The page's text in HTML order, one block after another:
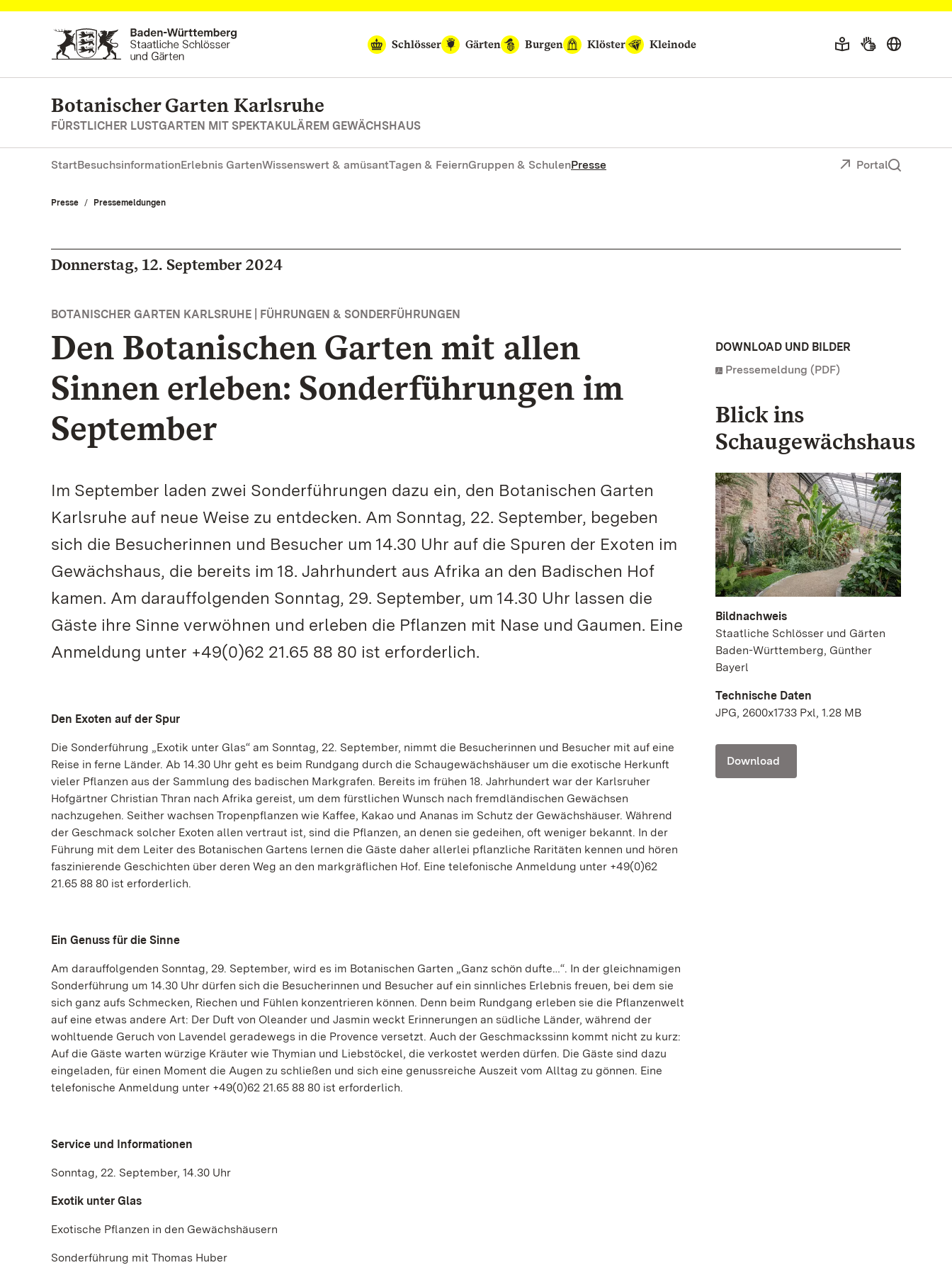
Zum Hauptinhalt springen
Schlösser
Gärten Burgen Klöster Kleinode
Botanischer Garten Karlsruhe
FÜRSTLICHER LUSTGARTEN MIT SPEKTAKULÄREM GEWÄCHSHAUS
StartBesuchsinformationErlebnis GartenWissenswert & amüsantTagen & FeiernGruppen & SchulenPresse Portal
Presse Pressemeldungen
Donnerstag, 12. September 2024
BOTANISCHER GARTEN KARLSRUHE | FÜHRUNGEN & SONDERFÜHRUNGEN
Den Botanischen Garten mit allen
Sinnen erleben: Sonderführungen im
September
Im September laden zwei Sonderführungen dazu ein, den Botanischen Garten
Karlsruhe auf neue Weise zu entdecken. Am Sonntag, 22. September, begeben
sich die Besucherinnen und Besucher um 14.30 Uhr auf die Spuren der Exoten im
Gewächshaus, die bereits im 18. Jahrhundert aus Afrika an den Badischen Hof
kamen. Am darauffolgenden Sonntag, 29. September, um 14.30 Uhr lassen die
Gäste ihre Sinne verwöhnen und erleben die Pflanzen mit Nase und Gaumen. Eine
Anmeldung unter +49(0)62 21.65 88 80 ist erforderlich.
Den Exoten auf der Spur
Die Sonderführung „Exotik unter Glas“ am Sonntag, 22. September, nimmt die Besucherinnen und Besucher mit auf eine
Reise in ferne Länder. Ab 14.30 Uhr geht es beim Rundgang durch die Schaugewächshäuser um die exotische Herkunft
vieler Pflanzen aus der Sammlung des badischen Markgrafen. Bereits im frühen 18. Jahrhundert war der Karlsruher
Hofgärtner Christian Thran nach Afrika gereist, um dem fürstlichen Wunsch nach fremdländischen Gewächsen
nachzugehen. Seither wachsen Tropenpflanzen wie Kaffee, Kakao und Ananas im Schutz der Gewächshäuser. Während
der Geschmack solcher Exoten allen vertraut ist, sind die Pflanzen, an denen sie gedeihen, oft weniger bekannt. In der
Führung mit dem Leiter des Botanischen Gartens lernen die Gäste daher allerlei pflanzliche Raritäten kennen und hören
faszinierende Geschichten über deren Weg an den markgräflichen Hof. Eine telefonische Anmeldung unter +49(0)62
21.65 88 80 ist erforderlich.
Ein Genuss für die Sinne
Am darauffolgenden Sonntag, 29. September, wird es im Botanischen Garten „Ganz schön dufte…“. In der gleichnamigen
Sonderführung um 14.30 Uhr dürfen sich die Besucherinnen und Besucher auf ein sinnliches Erlebnis freuen, bei dem sie
sich ganz aufs Schmecken, Riechen und Fühlen konzentrieren können. Denn beim Rundgang erleben sie die Pflanzenwelt
auf eine etwas andere Art: Der Duft von Oleander und Jasmin weckt Erinnerungen an südliche Länder, während der
wohltuende Geruch von Lavendel geradewegs in die Provence versetzt. Auch der Geschmackssinn kommt nicht zu kurz:
Auf die Gäste warten würzige Kräuter wie Thymian und Liebstöckel, die verkostet werden dürfen. Die Gäste sind dazu
eingeladen, für einen Moment die Augen zu schließen und sich eine genussreiche Auszeit vom Alltag zu gönnen. Eine
telefonische Anmeldung unter +49(0)62 21.65 88 80 ist erforderlich.
Service und Informationen
Sonntag, 22. September, 14.30 Uhr
Exotik unter Glas
Exotische Pflanzen in den Gewächshäusern
Sonderführung mit Thomas Huber
DOWNLOAD UND BILDER
Pressemeldung (PDF)
Blick ins
Schaugewächshaus
Bildnachweis
Staatliche Schlösser und Gärten
Baden-Württemberg, Günther
Bayerl
Technische Daten
JPG, 2600x1733 Pxl, 1.28 MB
Download